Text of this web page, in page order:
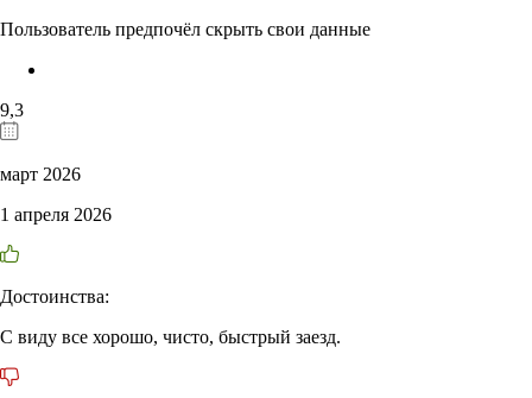
Пользователь предпочёл скрыть свои данные
9,3
март 2026
1 апреля 2026
Достоинства:
С виду все хорошо, чисто, быстрый заезд.